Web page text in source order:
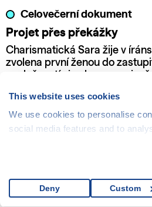
This website uses cookies
We use cookies to personalise
social media features and to
media, advertising and analytics
them or that they’ve collected
services.
Custom
Deny
Celovečerní dokument
Projet přes překážky
Charismatická Sara žije v
zvolena první ženou do
společností si